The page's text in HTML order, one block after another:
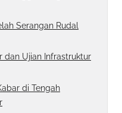
Serangan Rudal
dan Ujian Infrastruktur
di Tengah